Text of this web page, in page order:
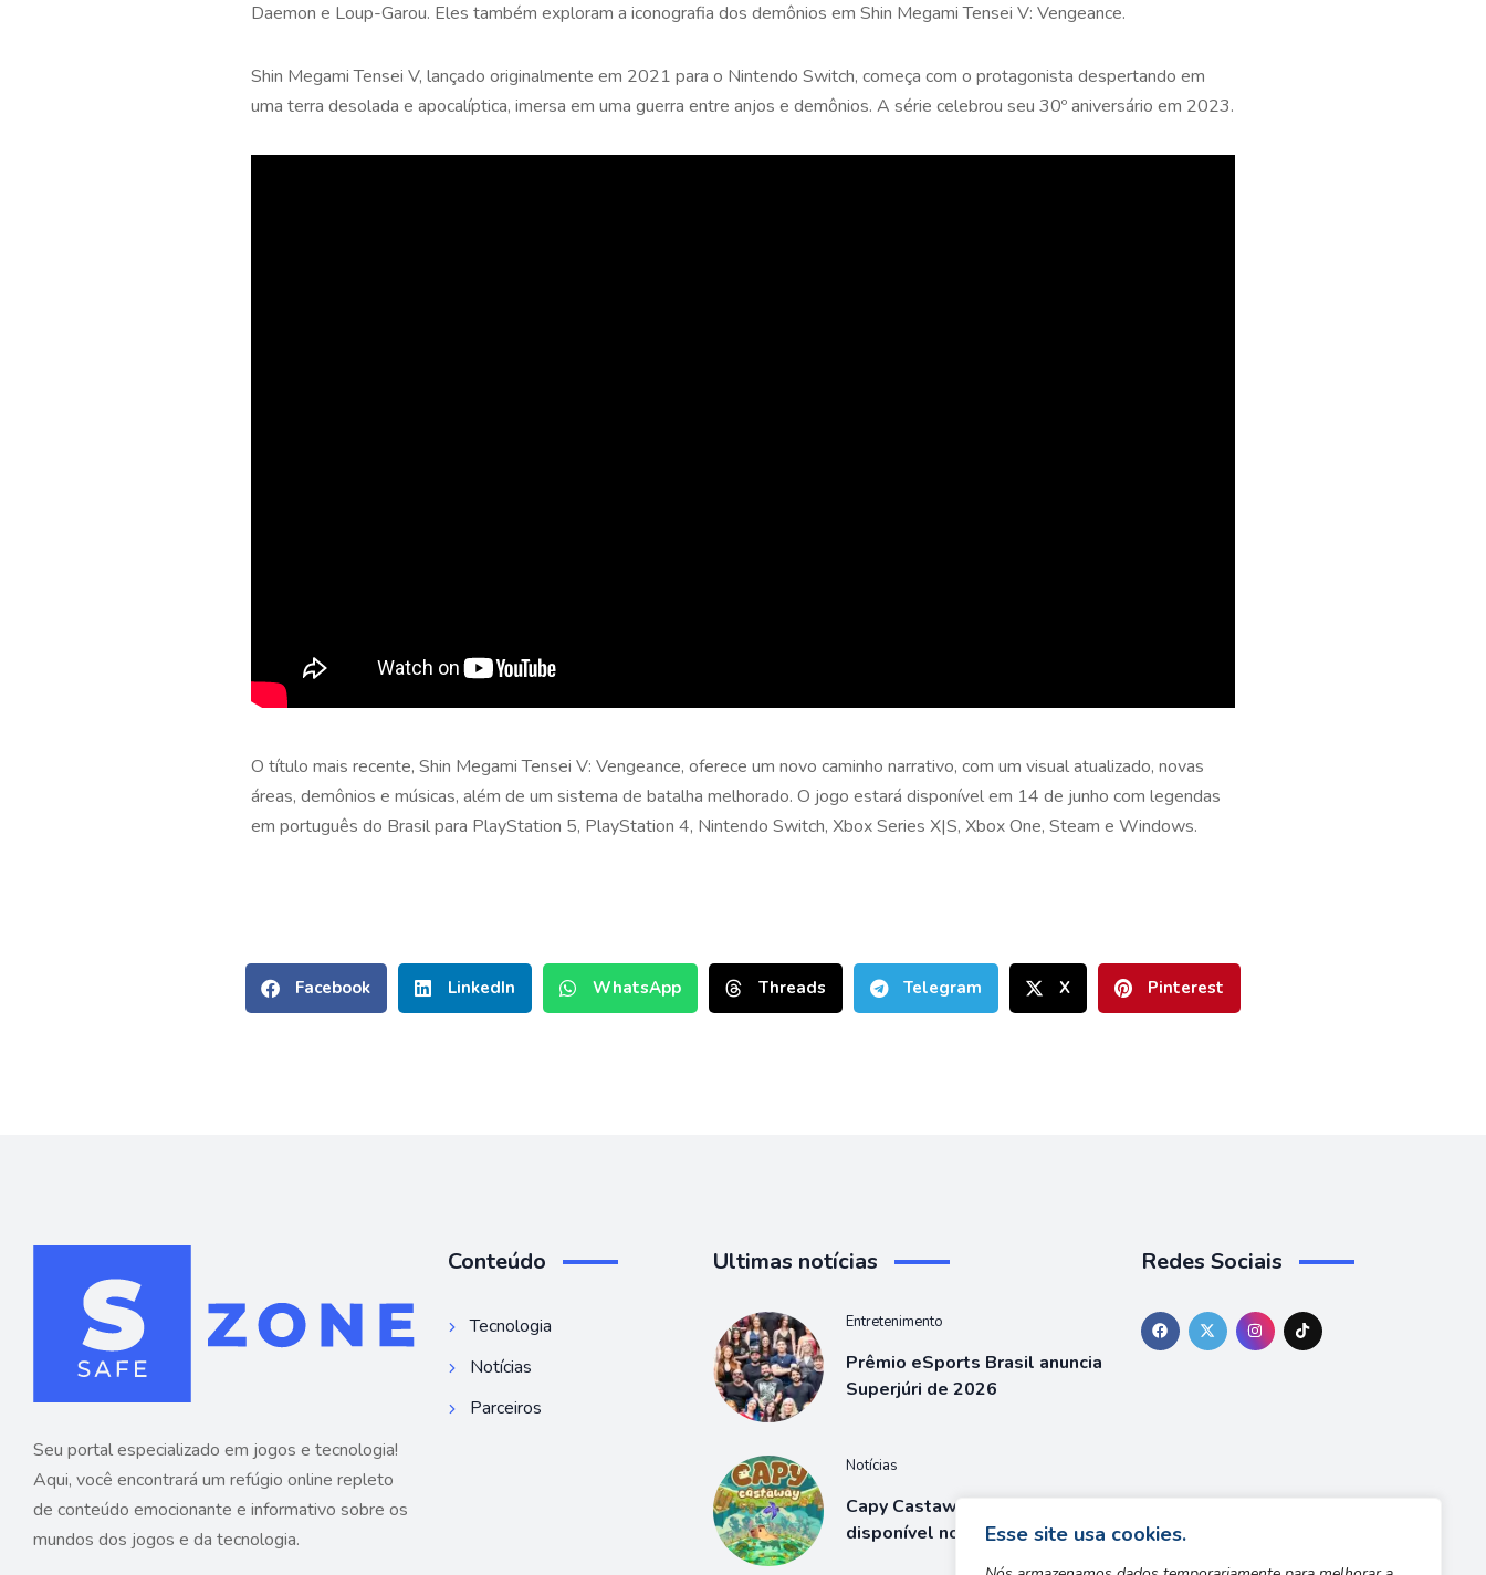
Esse site usa cookies.
Daemon e Loup-Garou. Eles também exploram a iconografia dos demônios em Shin Megami Tensei V: Vengeance.
Shin Megami Tensei V, lançado originalmente em 2021 para o Nintendo Switch, começa com o protagonista despertando em
uma terra desolada e apocalíptica, imersa em uma guerra entre anjos e demônios. A série celebrou seu 30º aniversário em 2023.
O título mais recente, Shin Megami Tensei V: Vengeance, oferece um novo caminho narrativo, com um visual atualizado, novas
áreas, demônios e músicas, além de um sistema de batalha melhorado. O jogo estará disponível em 14 de junho com legendas
em português do Brasil para PlayStation 5, PlayStation 4, Nintendo Switch, Xbox Series X|S, Xbox One, Steam e Windows.
Facebook LinkedIn WhatsApp Threads Telegram X Pinterest
Seu portal especializado em jogos e tecnologia!
Aqui, você encontrará um refúgio online repleto
de conteúdo emocionante e informativo sobre os
mundos dos jogos e da tecnologia.
Conteúdo
Tecnologia
Notícias
Parceiros
Ultimas notícias
Entretenimento
Prêmio eSports Brasil anuncia
Superjúri de 2026
Notícias
Capy Castaway já está
disponível no Steam
Redes Sociais